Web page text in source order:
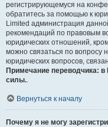
регистрирующемуся на
обратитесь за помощью к
Limited администрация
рекомендаций по правовым
юридических отношений,
можно связаться по вопросу
юридических вопросов,
Примечание переводчика:
силы..
Вернуться к началу
Почему я не могу